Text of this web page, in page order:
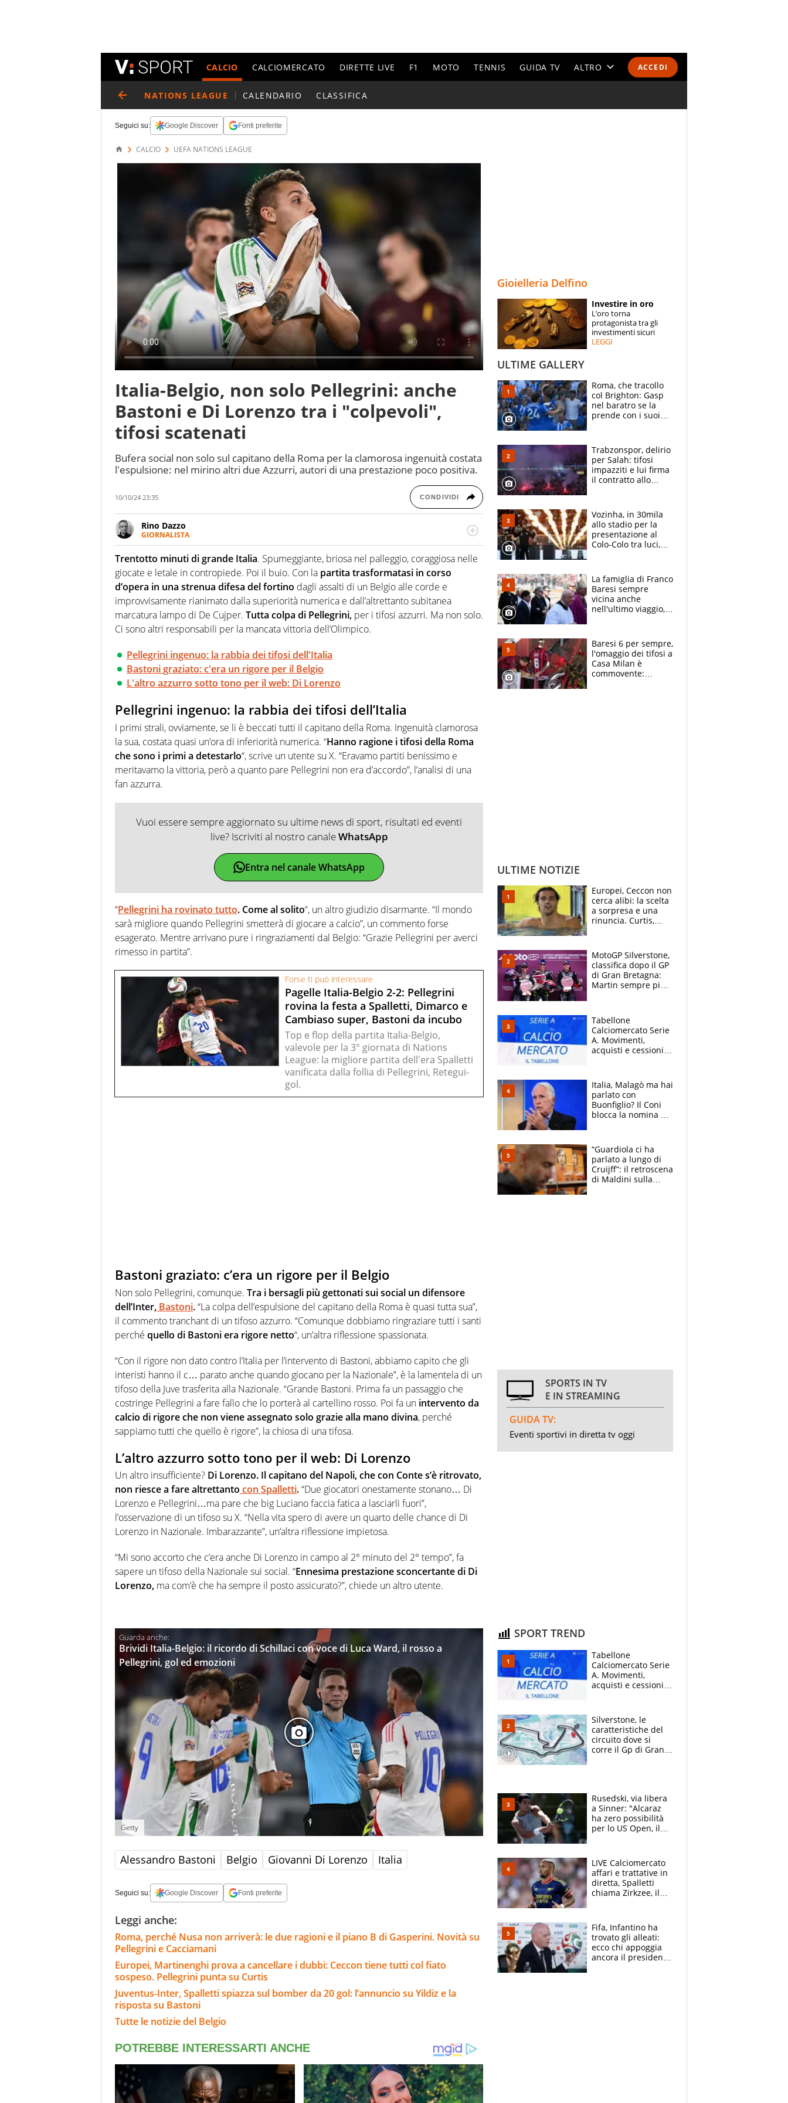
ACCEDI
CALCIO CALCIOMERCATO DIRETTE LIVE F1 MOTO TENNIS GUIDA TV ALTRO
ESPERTI
CONTATTI
NATIONS LEAGUE CALENDARIO CLASSIFICA
Seguici su: Google Discover Fonti preferite
CALCIO UEFA NATIONS LEAGUE
Italia-Belgio, non solo Pellegrini: anche
Bastoni e Di Lorenzo tra i "colpevoli",
tifosi scatenati
Bufera social non solo sul capitano della Roma per la clamorosa ingenuità costata
l'espulsione: nel mirino altri due Azzurri, autori di una prestazione poco positiva.
10/10/24 23:35 CONDIVIDI
Rino Dazzo
GIORNALISTA
Se mai ci fosse modo di traslare il glossario del calcio in una nicchia di esperti, lui ne
farebbe parte. Non si perde una svista arbitrale né gli umori social del mondo delle
curve
Trentotto minuti di grande Italia. Spumeggiante, briosa nel palleggio, coraggiosa nelle
giocate e letale in contropiede. Poi il buio. Con la partita trasformatasi in corso
d’opera in una strenua difesa del fortino dagli assalti di un Belgio alle corde e
improvvisamente rianimato dalla superiorità numerica e dall’altrettanto subitanea
marcatura lampo di De Cujper. Tutta colpa di Pellegrini, per i tifosi azzurri. Ma non solo.
Ci sono altri responsabili per la mancata vittoria dell’Olimpico.
Pellegrini ingenuo: la rabbia dei tifosi dell'Italia
Bastoni graziato: c'era un rigore per il Belgio
L'altro azzurro sotto tono per il web: Di Lorenzo
Pellegrini ingenuo: la rabbia dei tifosi dell’Italia
I primi strali, ovviamente, se li è beccati tutti il capitano della Roma. Ingenuità clamorosa
la sua, costata quasi un’ora di inferiorità numerica. “Hanno ragione i tifosi della Roma
che sono i primi a detestarlo“, scrive un utente su X. “Eravamo partiti benissimo e
meritavamo la vittoria, però a quanto pare Pellegrini non era d’accordo”, l’analisi di una
fan azzurra.
Vuoi essere sempre aggiornato su ultime news di sport, risultati ed eventi
live? Iscriviti al nostro canaleWhatsApp
Entra nel canale WhatsApp
“Pellegrini ha rovinato tutto. Come al solito“, un altro giudizio disarmante. “Il mondo
sarà migliore quando Pellegrini smetterà di giocare a calcio”, un commento forse
esagerato. Mentre arrivano pure i ringraziamenti dal Belgio: “Grazie Pellegrini per averci
rimesso in partita”.
Forse ti può interessare
Pagelle Italia-Belgio 2-2: Pellegrini
rovina la festa a Spalletti, Dimarco e
Cambiaso super, Bastoni da incubo
Top e flop della partita Italia-Belgio,
valevole per la 3° giornata di Nations
League: la migliore partita dell'era Spalletti
vanificata dalla follia di Pellegrini, Retegui-
gol.
Bastoni graziato: c’era un rigore per il Belgio
Non solo Pellegrini, comunque. Tra i bersagli più gettonati sui social un difensore
dell’Inter, Bastoni.“La colpa dell’espulsione del capitano della Roma è quasi tutta sua”,
il commento tranchant di un tifoso azzurro. “Comunque dobbiamo ringraziare tutti i santi
perché quello di Bastoni era rigore netto“, un’altra riflessione spassionata.
“Con il rigore non dato contro l’Italia per l’intervento di Bastoni, abbiamo capito che gli
interisti hanno il c… parato anche quando giocano per la Nazionale”, è la lamentela di un
tifoso della Juve trasferita alla Nazionale. “Grande Bastoni. Prima fa un passaggio che
costringe Pellegrini a fare fallo che lo porterà al cartellino rosso. Poi fa un intervento da
calcio di rigore che non viene assegnato solo grazie alla mano divina, perché
sappiamo tutti che quello è rigore”, la chiosa di una tifosa.
L’altro azzurro sotto tono per il web: Di Lorenzo
Un altro insufficiente? Di Lorenzo. Il capitano del Napoli, che con Conte s’è ritrovato,
non riesce a fare altrettanto con Spalletti.“Due giocatori onestamente stonano… Di
Lorenzo e Pellegrini…ma pare che big Luciano faccia fatica a lasciarli fuori”,
l’osservazione di un tifoso su X. “Nella vita spero di avere un quarto delle chance di Di
Lorenzo in Nazionale. Imbarazzante”, un’altra riflessione impietosa.
“Mi sono accorto che c’era anche Di Lorenzo in campo al 2° minuto del 2° tempo”, fa
sapere un tifoso della Nazionale sui social. “Ennesima prestazione sconcertante di Di
Lorenzo, ma com’è che ha sempre il posto assicurato?”, chiede un altro utente.
Brividi Italia-Belgio: il ricordo di Schillaci con voce di Luca Ward, il rosso a
Pellegrini, gol ed emozioni
Getty
Alessandro Bastoni Belgio Giovanni Di Lorenzo Italia
Seguici su: Google Discover Fonti preferite
Leggi anche:
Roma, perché Nusa non arriverà: le due ragioni e il piano B di Gasperini. Novità su
Pellegrini e Cacciamani
Europei, Martinenghi prova a cancellare i dubbi: Ceccon tiene tutti col fiato
sospeso. Pellegrini punta su Curtis
Juventus-Inter, Spalletti spiazza sul bomber da 20 gol: l’annuncio su Yildiz e la
risposta su Bastoni
Tutte le notizie del Belgio
Gioielleria Delfino
Investire in oro
L’oro torna
protagonista tra gli
investimenti sicuri
LEGGI
ULTIME GALLERY
Roma, che tracollo
col Brighton: Gasp
nel baratro se la
prende con i suoi
Trabzonspor, delirio
per Salah: tifosi
impazziti e lui firma
il contratto allo
Vozinha, in 30mila
allo stadio per la
presentazione al
Colo-Colo tra luci,
La famiglia di Franco
Baresi sempre
vicina anche
nell'ultimo viaggio,
circondati
dall'affetto dei tifosi
Baresi 6 per sempre,
l'omaggio dei tifosi a
Casa Milan è
commovente:
ULTIME NOTIZIE
Europei, Ceccon non
cerca alibi: la scelta
a sorpresa e una
rinuncia. Curtis,
c’è”
MotoGP Silverstone,
classifica dopo il GP
di Gran Bretagna:
Martin sempre più
Tabellone
Calciomercato Serie
A. Movimenti,
acquisti e cessioni:
Italia, Malagò ma hai
parlato con
Buonfiglio? Il Coni
blocca la nomina di
“Guardiola ci ha
parlato a lungo di
Cruijff”: il retroscena
di Maldini sulla
SPORTS IN TV
E IN STREAMING
GUIDA TV:
Eventi sportivi in diretta tv oggi
SPORT TREND
Tabellone
Calciomercato Serie
A. Movimenti,
acquisti e cessioni:
Silverstone, le
caratteristiche del
circuito dove si
corre il Gp di Gran
Rusedski, via libera
a Sinner: "Alcaraz
ha zero possibilità
per lo US Open, il
LIVE Calciomercato
affari e trattative in
diretta, Spalletti
chiama Zirkzee, il
Diaz
Fifa, Infantino ha
trovato gli alleati:
ecco chi appoggia
ancora il presidente